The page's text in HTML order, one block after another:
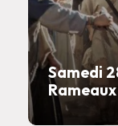
Samedi
Rameaux